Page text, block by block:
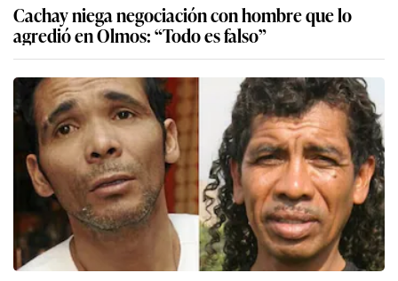
Cachay niega negociación con hombre que lo
agredió en Olmos: “Todo es falso”